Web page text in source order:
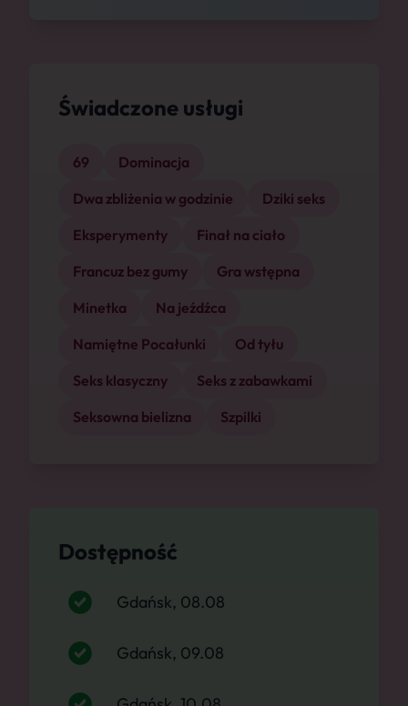
Świadczone usługi
69
Dominacja
Dwa zbliżenia w godzinie
Dziki seks
Eksperymenty
Finał na ciało
Francuz bez gumy
Gra wstępna
Minetka
Na jeźdźca
Namiętne Pocałunki
Od tyłu
Seks klasyczny
Seks z zabawkami
Seksowna bielizna
Szpilki
Dostępność
Gdańsk, 08.08
Gdańsk, 09.08